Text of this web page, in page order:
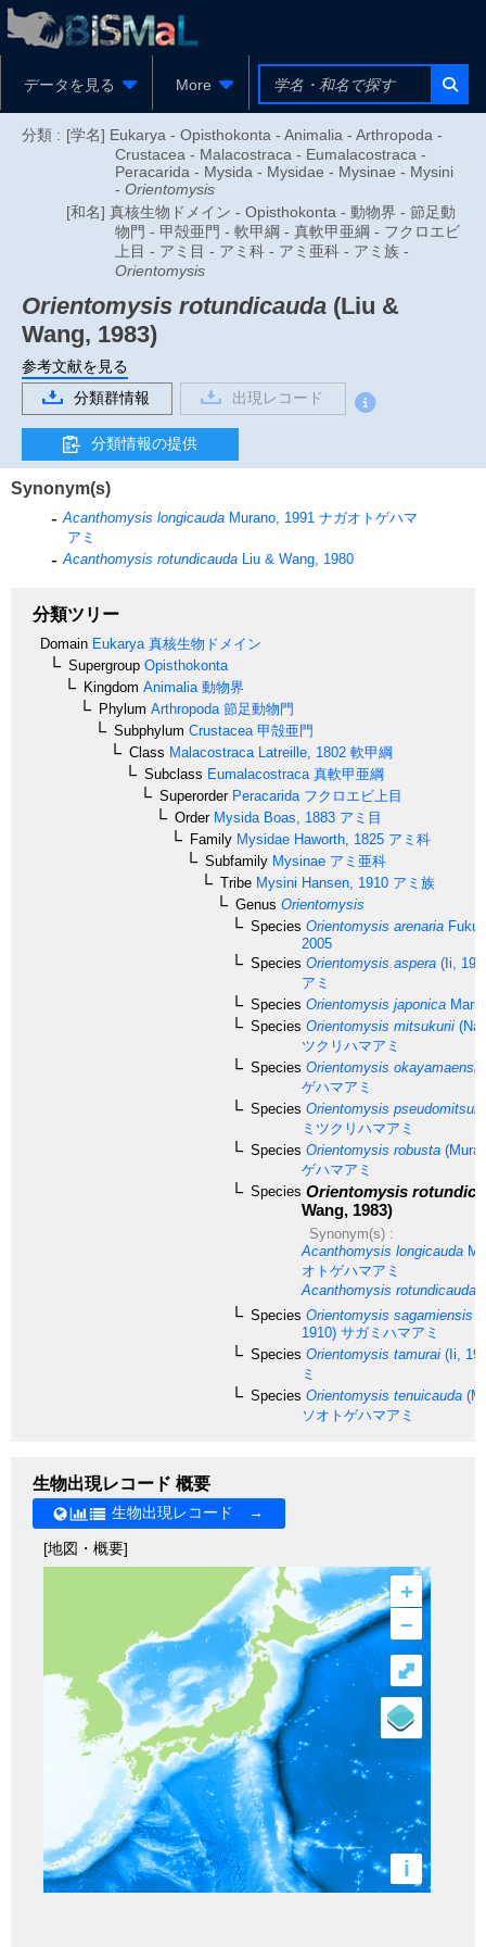
データを見る More
分類 : [学名] Eukarya - Opisthokonta - Animalia - Arthropoda -
Crustacea - Malacostraca - Eumalacostraca -
Peracarida - Mysida - Mysidae - Mysinae - Mysini
- Orientomysis
[和名] 真核生物ドメイン - Opisthokonta - 動物界 - 節足動
物門 - 甲殻亜門 - 軟甲綱 - 真軟甲亜綱 - フクロエビ
上目 - アミ目 - アミ科 - アミ亜科 - アミ族 -
Orientomysis
Orientomysis rotundicauda (Liu &
Wang, 1983)
参考文献を見る
分類群情報
出現レコード
分類情報の提供
Synonym(s)
Acanthomysis longicauda Murano, 1991 ナガオトゲハマ
アミ
Acanthomysis rotundicauda Liu & Wang, 1980
分類ツリー
Domain Eukarya 真核生物ドメイン
Supergroup Opisthokonta
Kingdom Animalia 動物界
Phylum Arthropoda 節足動物門
Subphylum Crustacea 甲殻亜門
Class Malacostraca Latreille, 1802 軟甲綱
Subclass Eumalacostraca 真軟甲亜綱
SuperorderPeracarida フクロエビ上目
OrderMysida Boas, 1883 アミ目
Family Mysidae Haworth, 1825 アミ科
Subfamily Mysinae アミ亜科
Tribe Mysini Hansen, 1910 アミ族
Genus Orientomysis
Species Orientomysis arenaria
2005
Species Orientomysis aspera (Ii,
アミ
Species Orientomysis japonica
Species Orientomysis mitsukurii
ツクリハマアミ
Species Orientomysis okayamaensis
ゲハマアミ
Species Orientomysis
ミツクリハマアミ
Species Orientomysis robusta
ゲハマアミ
Species Orientomysis
Wang, 1983)
Synonym(s) :
Acanthomysis longicauda
オトゲハマアミ
Acanthomysis rotundicauda
Species Orientomysis sagamiensis
1910) サガミハマアミ
Species Orientomysis tamurai (Ii,
ミ
Species Orientomysis tenuicauda
ソオトゲハマアミ
生物出現レコード 概要
生物出現レコード →
[地図・概要]
+
–
i
⤢